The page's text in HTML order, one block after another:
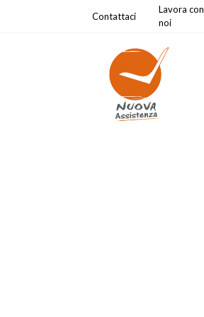
Contattaci
Lavora con
noi